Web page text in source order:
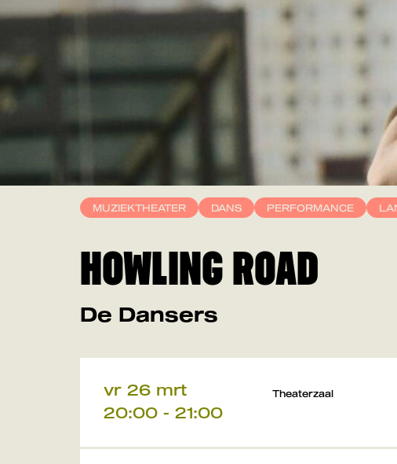
MUZIEKTHEATER DANS PERFORMANCE
HOWLING ROAD
De Dansers
vr 26 mrt
20:00 - 21:00
Theaterzaal